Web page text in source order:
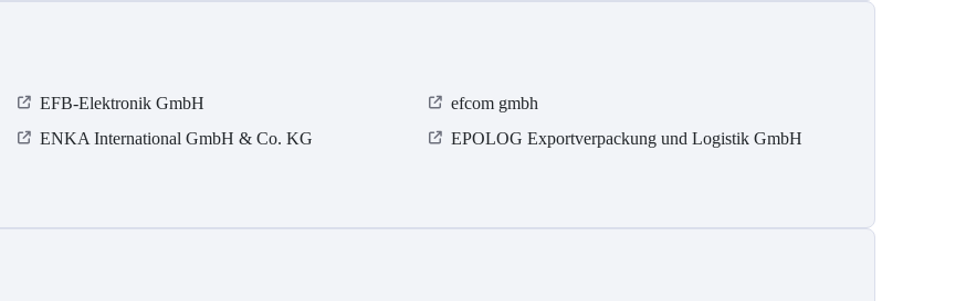
EFB-Elektronik GmbH
efcom gmbh
ENKA International GmbH & Co. KG
EPOLOG Exportverpackung und Logistik GmbH